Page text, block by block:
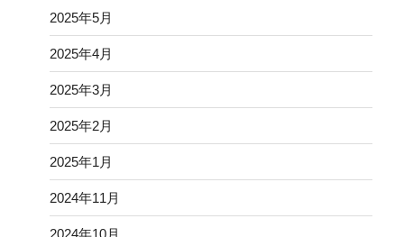
2025年5月
2025年4月
2025年3月
2025年2月
2025年1月
2024年11月
2024年10月